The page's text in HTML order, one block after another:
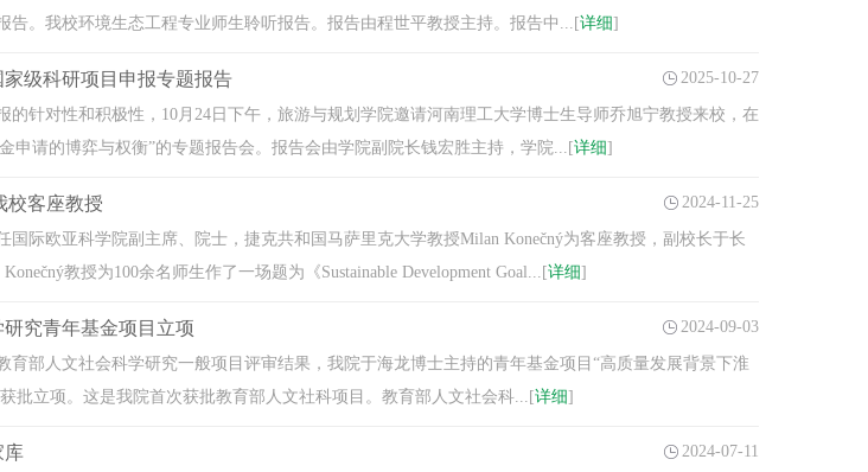
告。我校环境生态工程专业师生聆听报告。报告由程世平教授主持。报告中...[详细]
级科研项目申报专题报告 2025-10-27
的针对性和积极性，10月24日下午，旅游与规划学院邀请河南理工大学博士生导师乔旭宁教授来校，在
申请的博弈与权衡”的专题报告会。报告会由学院副院长钱宏胜主持，学院...[详细]
校客座教授 2024-11-25
国际欧亚科学院副主席、院士，捷克共和国马萨里克大学教授Milan Konečný为客座教授，副校长于长
教授为100余名师生作了一场题为《Sustainable Development Goal...[详细]
究青年基金项目立项 2024-09-03
育部人文社会科学研究一般项目评审结果，我院于海龙博士主持的青年基金项目“高质量发展背景下淮
批立项。这是我院首次获批教育部人文社科项目。​教育部人文社会科...[详细]
库 2024-07-11